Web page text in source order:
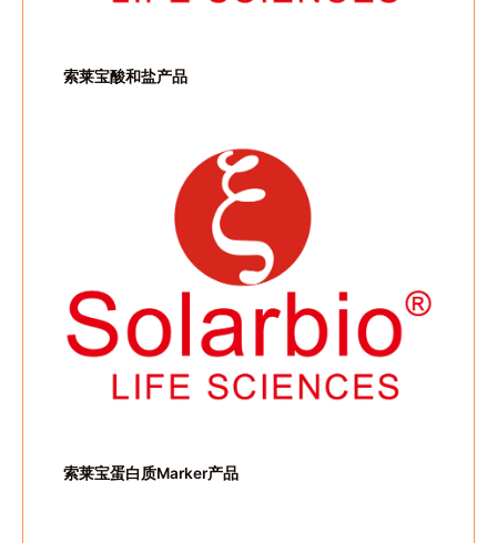
索莱宝酸和盐产品
索莱宝蛋白质Marker产品